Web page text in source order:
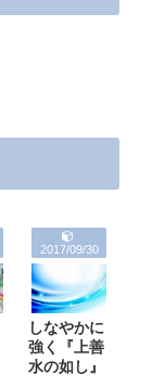
2017/09/30
しなやかに
強く『上善
水の如し』